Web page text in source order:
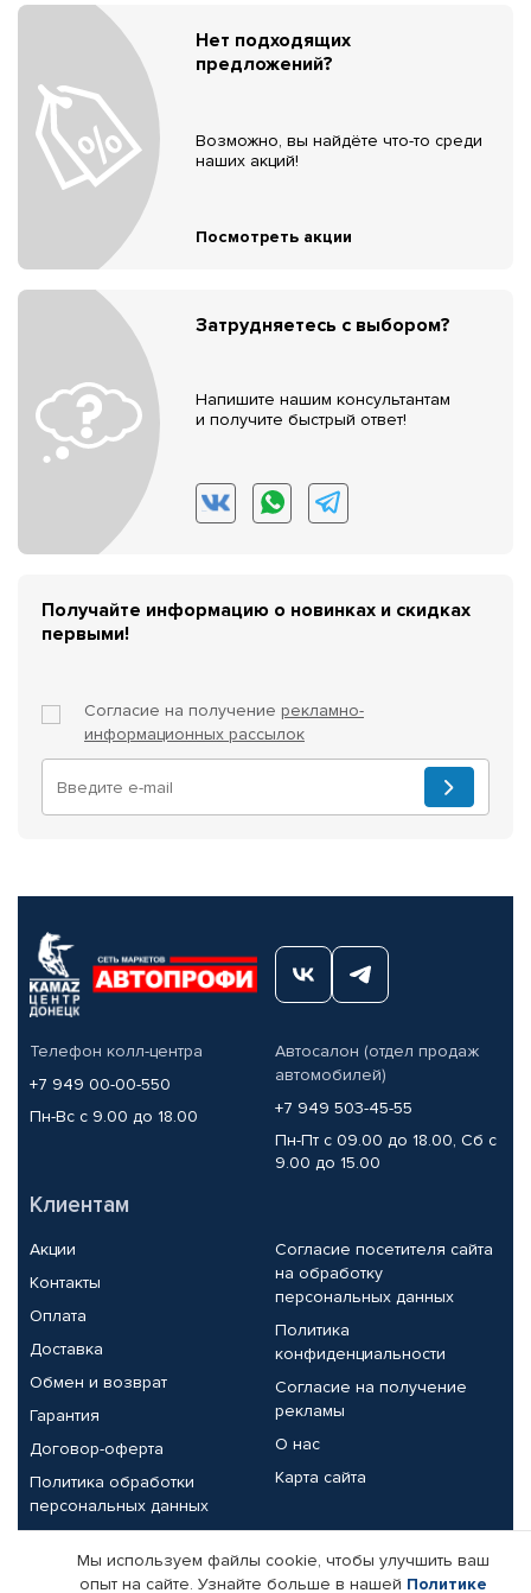
Нет подходящих
предложений?
Возможно, вы найдёте что-то среди
наших акций!
Посмотреть акции
Затрудняетесь с выбором?
Напишите нашим консультантам
и получите быстрый ответ!
Получайте информацию о новинках и скидках
первыми!
Согласие на получение рекламно-
информационных рассылок
Телефон колл-центра
+7 949 00-00-550
Пн-Вс с 9.00 до 18.00
Автосалон (отдел продаж
автомобилей)
+7 949 503-45-55
Пн-Пт с 09.00 до 18.00, Сб с
9.00 до 15.00
Клиентам
Акции
Контакты
Оплата
Доставка
Обмен и возврат
Гарантия
Договор-оферта
Политика обработки
персональных данных
Согласие посетителя сайта
на обработку
персональных данных
Политика
конфиденциальности
Согласие на получение
рекламы
О нас
Карта сайта
Партнерам
Мы используем файлы cookie, чтобы улучшить ваш
опыт на сайте. Узнайте больше в нашей Политике